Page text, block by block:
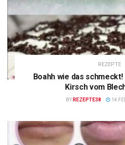
REZEPTE
Boahh wie das
Kirsch vom
BY REZEPTE38 14